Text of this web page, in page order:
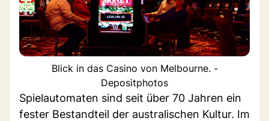
Blick in das Casino von Melbourne. -
Depositphotos
Spielautomaten sind seit über 70 Jahren ein
fester Bestandteil der australischen Kultur. Im